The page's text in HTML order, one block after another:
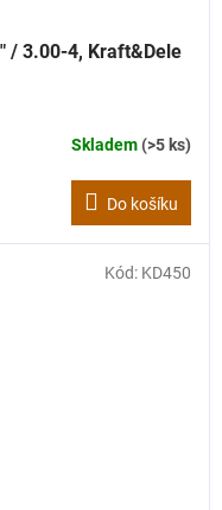
/ 3.00-4, Kraft&Dele
Skladem(>5 ks)
Do košíku
Kód: KD450